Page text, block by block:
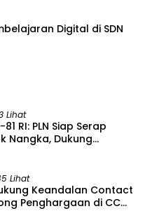
Digital di SDN
Lihat
RI: PLN Siap Serap
Nangka, Dukung
Lihat
Keandalan Contact
Penghargaan di CCW